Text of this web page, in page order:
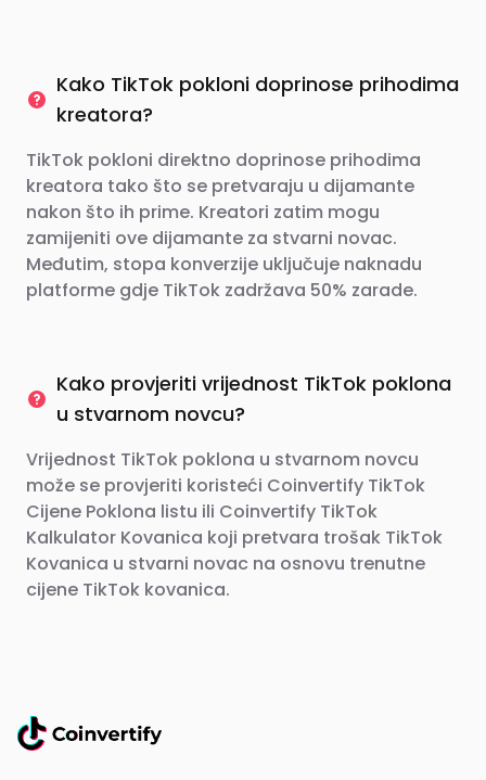
Kako TikTok pokloni doprinose prihodima
kreatora?
TikTok pokloni direktno doprinose prihodima
kreatora tako što se pretvaraju u dijamante
nakon što ih prime. Kreatori zatim mogu
zamijeniti ove dijamante za stvarni novac.
Međutim, stopa konverzije uključuje naknadu
platforme gdje TikTok zadržava 50% zarade.
Kako provjeriti vrijednost TikTok poklona
u stvarnom novcu?
Vrijednost TikTok poklona u stvarnom novcu
može se provjeriti koristeći Coinvertify TikTok
Cijene Poklona listu ili Coinvertify TikTok
Kalkulator Kovanica koji pretvara trošak TikTok
Kovanica u stvarni novac na osnovu trenutne
cijene TikTok kovanica.